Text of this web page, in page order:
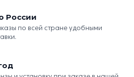
России
по всей стране удобными